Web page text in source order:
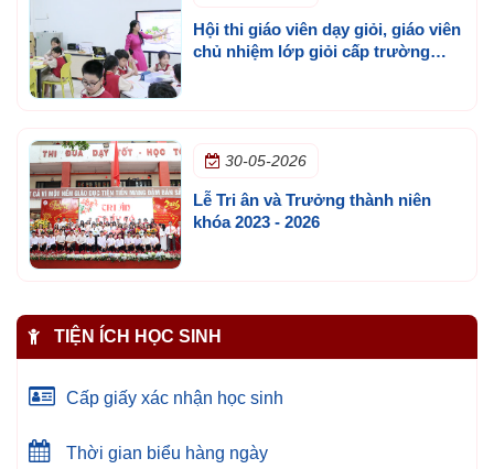
Hội thi giáo viên dạy giỏi, giáo viên
chủ nhiệm lớp giỏi cấp trường
30-05-2026
Lễ Tri ân và Trưởng thành niên
khóa 2023 - 2026
TIỆN ÍCH HỌC SINH
Cấp giấy xác nhận học sinh
Thời gian biểu hàng ngày